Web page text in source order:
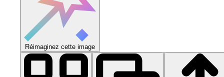
Réimaginez cette image